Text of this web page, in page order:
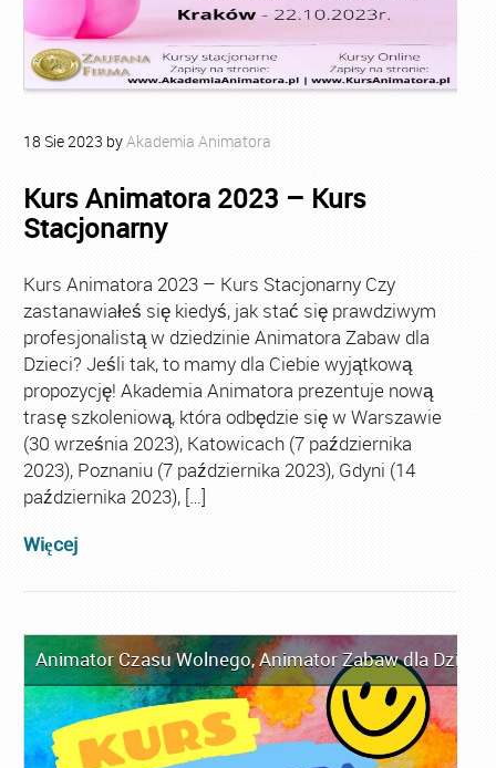
18 Sie2023 byAkademia Animatora
Kurs Animatora 2023 – Kurs
Stacjonarny
Kurs Animatora 2023 – Kurs Stacjonarny Czy
zastanawiałeś się kiedyś, jak stać się prawdziwym
profesjonalistą w dziedzinie Animatora Zabaw dla
Dzieci? Jeśli tak, to mamy dla Ciebie wyjątkową
propozycję! Akademia Animatora prezentuje nową
trasę szkoleniową, która odbędzie się w Warszawie
(30 września 2023), Katowicach (7 października
2023), Poznaniu (7 października 2023), Gdyni (14
października 2023), […]
Więcej
Animator Czasu Wolnego,Animator Zabaw dla Dzieci